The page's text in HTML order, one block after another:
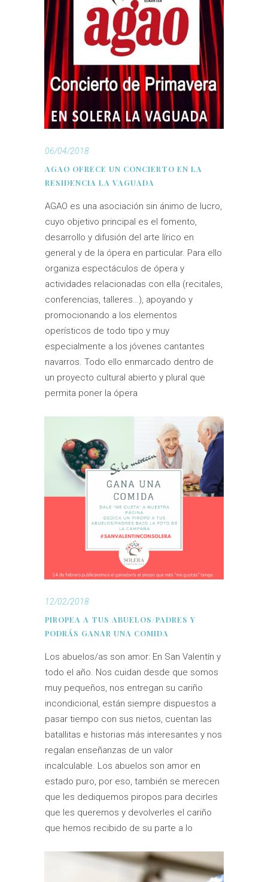
06/04/2018
AGAO OFRECE UN CONCIERTO EN LA
RESIDENCIA LA VAGUADA
AGAO es una asociación sin ánimo de lucro,
cuyo objetivo principal es el fomento,
desarrollo y difusión del arte lírico en
general y de la ópera en particular. Para ello
organiza espectáculos de ópera y
actividades relacionadas con ella (recitales,
conferencias, talleres…), apoyando y
promocionando a los elementos
operísticos de todo tipo y muy
especialmente a los jóvenes cantantes
navarros. Todo ello enmarcado dentro de
un proyecto cultural abierto y plural que
permita poner la ópera
12/02/2018
PIROPEA A TUS ABUELOS/PADRES Y
PODRÁS GANAR UNA COMIDA
Los abuelos/as son amor: En San Valentín y
todo el año. Nos cuidan desde que somos
muy pequeños, nos entregan su cariño
incondicional, están siempre dispuestos a
pasar tiempo con sus nietos, cuentan las
batallitas e historias más interesantes y nos
regalan enseñanzas de un valor
incalculable. Los abuelos son amor en
estado puro, por eso, también se merecen
que les dediquemos piropos para decirles
que les queremos y devolverles el cariño
que hemos recibido de su parte a lo